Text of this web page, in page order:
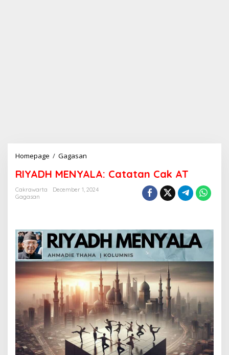
Homepage / Gagasan
Y
D
N
A
L
A
:
C
a
t
a
t
a
n
C
RIYADH MENYALA: Catatan Cak AT
Cakrawarta
December 1, 2024
Gagasan